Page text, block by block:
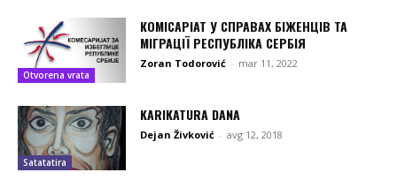
Otvorena vrata
КОМІСАРІАТ У СПРАВАХ БІЖЕНЦІВ ТА
МІГРАЦІЇ РЕСПУБЛІКА СЕРБІЯ
Zoran Todorović - mar 11, 2022
Satatatira
KARIKATURA DANA
Dejan Živković - avg 12, 2018